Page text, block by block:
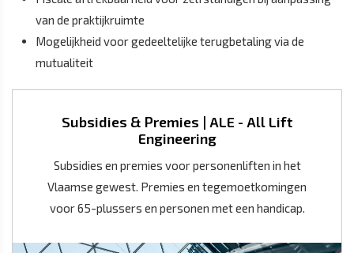
van de praktijkruimte
Mogelijkheid voor gedeeltelijke terugbetaling via de
mutualiteit
Subsidies & Premies | ALE - All Lift
Engineering
Subsidies en premies voor personenliften in het
Vlaamse gewest. Premies en tegemoetkomingen
voor 65-plussers en personen met een handicap.